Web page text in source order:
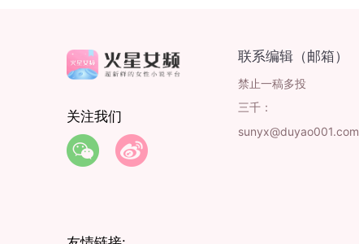
关注我们
联系编辑（邮箱）
禁止一稿多投
三千：
sunyx@duyao001.com